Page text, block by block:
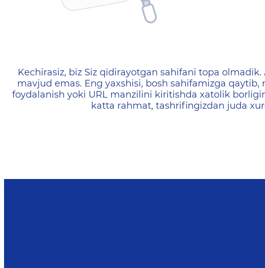
404 — Страница не найдена
Kechirasiz, biz Siz qidirayotgan sahifani topa olmadik.
mavjud emas. Eng yaxshisi, bosh sahifamizga
foydalanish yoki URL manzilini kiritishda xatolik
katta rahmat, tashrifingizdan juda